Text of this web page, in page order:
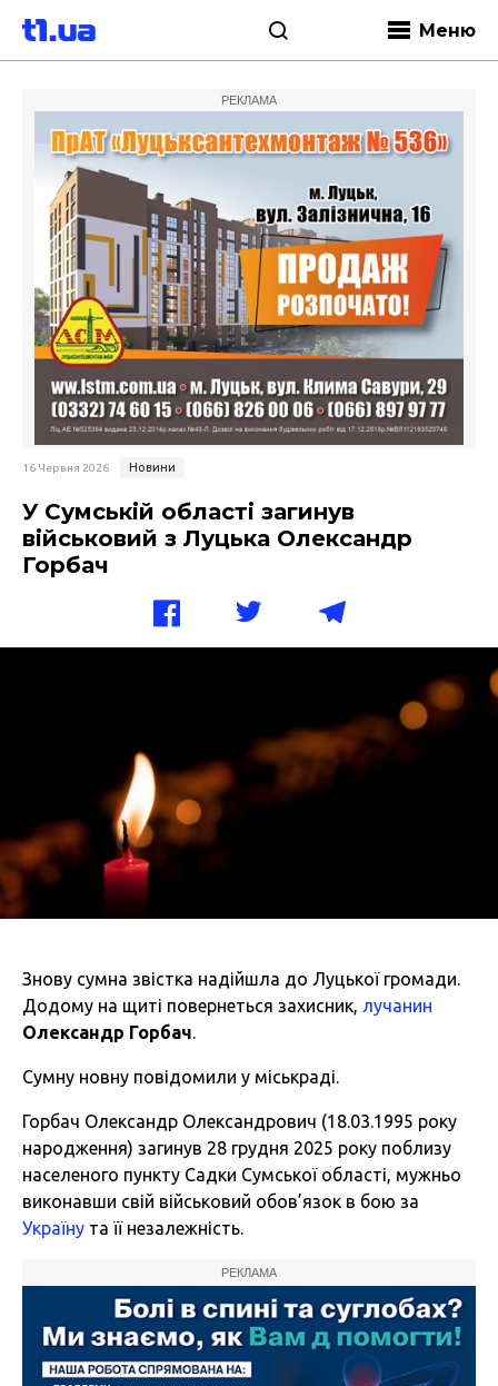
Меню
РЕКЛАМА
16 Червня 2026 Новини
У Сумській області загинув
військовий з Луцька Олександр
Горбач
Знову сумна звістка надійшла до Луцької громади.
Додому на щиті повернеться захисник, лучанин
Олександр Горбач.
Сумну новну повідомили у міськраді.
Горбач Олександр Олександрович (18.03.1995 року
народження) загинув 28 грудня 2025 року поблизу
населеного пункту Садки Сумської області, мужньо
виконавши свій військовий обов’язок в бою за
Україну та її незалежність.
РЕКЛАМА